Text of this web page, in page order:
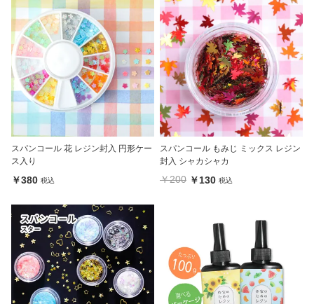
スパンコール 花 レジン封入 円形ケー
ス入り
￥380 税込
スパンコール もみじ ミックス レジン
封入 シャカシャカ
￥200 ￥130 税込